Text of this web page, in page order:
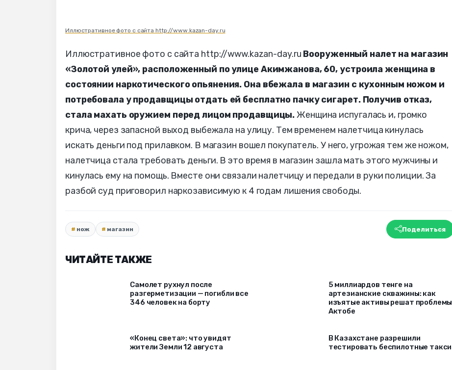
Иллюстративное фото с сайта http://www.kazan-day.ru
Иллюстративное фото с сайта http://www.kazan-day.ru Вооруженный налет на магазин
«Золотой улей», расположенный по улице Акимжанова, 60, устроила женщина в
состоянии наркотического опьянения. Она вбежала в магазин с кухонным ножом и
потребовала у продавщицы отдать ей бесплатно пачку сигарет. Получив отказ,
стала махать оружием перед лицом продавщицы.Женщина испугалась и, громко
крича, через запасной выход выбежала на улицу. Тем временем налетчица кинулась
искать деньги под прилавком. В магазин вошел покупатель. У него, угрожая тем же ножом,
налетчица стала требовать деньги. В это время в магазин зашла мать этого мужчины и
кинулась ему на помощь. Вместе они связали налетчицу и передали в руки полиции. За
разбой суд приговорил наркозависимую к 4 годам лишения свободы.
нож магазин Поделиться
ЧИТАЙТЕ ТАКЖЕ
Самолет рухнул после
разгерметизации — погибли все
346 человек на борту
5 миллиардов тенге на
артезианские скважины: как
изъятые активы решат проблемы
Актобе
«Конец света»: что увидят
жители Земли 12 августа
В Казахстане разрешили
тестировать беспилотные такси